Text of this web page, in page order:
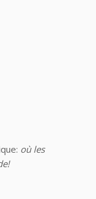
où les